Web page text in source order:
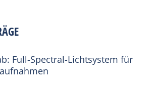
Full-Spectral-Lichtsystem für